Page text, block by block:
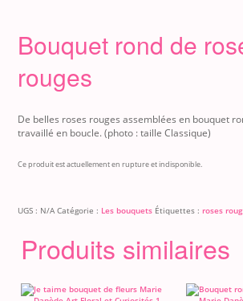
Bouquet rond de
rouges
De belles roses rouges assemblées en bouquet
travaillé en boucle.(photo : taille Classique)
Ce produit est actuellement en rupture et indisponible.
UGS : N/A Catégorie : Les bouquets Étiquettes : roses
Produits similaires